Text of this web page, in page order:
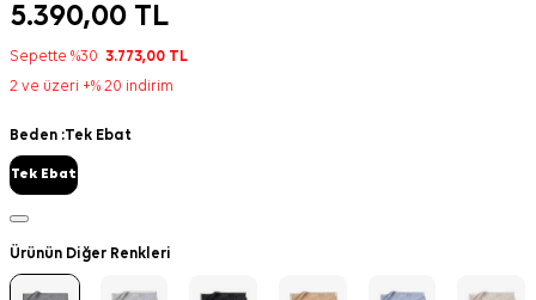
5.390,00 TL
Sepette %30 3.773,00 TL
2 ve üzeri +% 20 indirim
Beden :Tek Ebat
Tek Ebat
Ürünün Diğer Renkleri